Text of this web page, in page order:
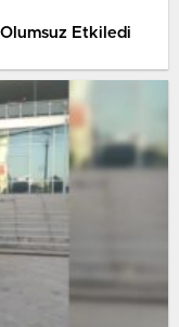
Olumsuz Etkiledi